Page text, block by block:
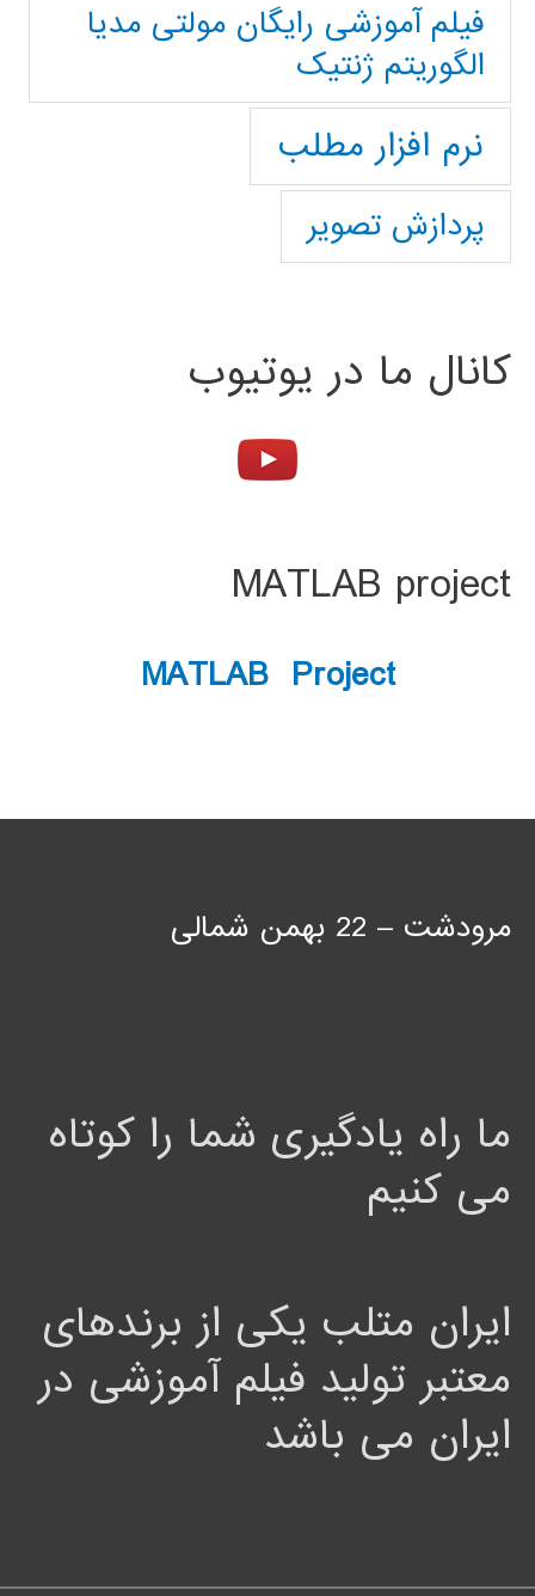
فیلم آموزشی رایگان مولتی مدیا
الگوریتم ژنتیک
نرم افزار مطلب
پردازش تصویر
کانال ما در یوتیوب
MATLAB project
MATLAB Project
مرودشت – 22 بهمن شمالی
ما راه یادگیری شما را کوتاه
می کنیم
ایران متلب یکی از برندهای
معتبر تولید فیلم آموزشی در
ایران می باشد